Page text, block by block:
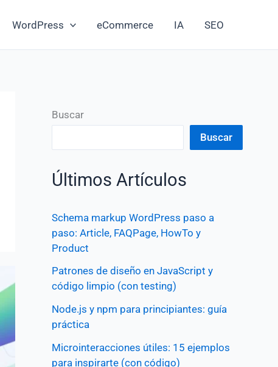
WordPress eCommerce IA SEO
Buscar
Buscar
Últimos Artículos
Schema markup WordPress paso a
paso: Article, FAQPage, HowTo y
Product
Patrones de diseño en JavaScript y
código limpio (con testing)
Node.js y npm para principiantes: guía
práctica
Microinteracciones útiles: 15 ejemplos
para inspirarte (con código)